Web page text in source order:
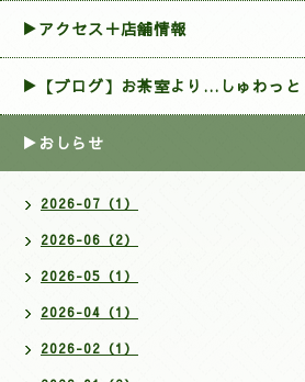
▶アクセス＋店舗情報
▶【ブログ】お茶室より…しゅわっと
▶おしらせ
2026-07（1）
2026-06（2）
2026-05（1）
2026-04（1）
2026-02（1）